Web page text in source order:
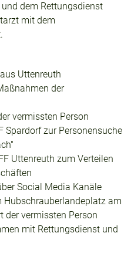
dem Rettungsdienst
mit dem
Uttenreuth
der
vermissten Person
Spardorf zur Personensuche
Uttenreuth zum Verteilen
Social Media Kanäle
Hubschrauberlandeplatz am
der vermissten Person
mit Rettungsdienst und